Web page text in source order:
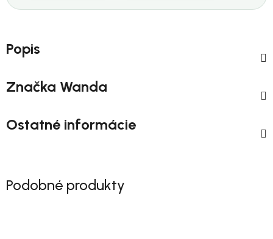
Popis
Značka Wanda
Ostatné informácie
Podobné produkty